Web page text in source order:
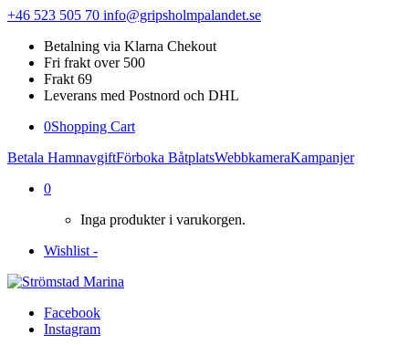
+46 523 505 70 info@gripsholmpalandet.se
Betalning via Klarna Chekout
Fri frakt over 500
Frakt 69
Leverans med Postnord och DHL
0Shopping Cart
Betala HamnavgiftFörboka BåtplatsWebbkameraKampanjer
0
Inga produkter i varukorgen.
Wishlist -
Facebook
Instagram